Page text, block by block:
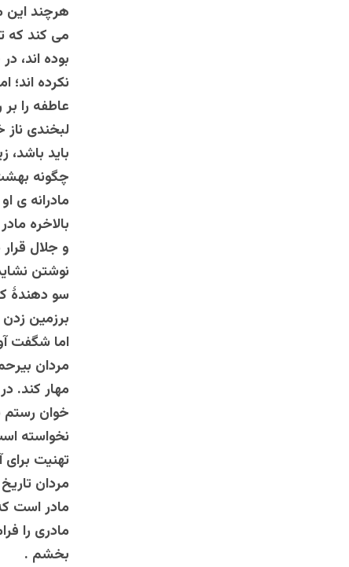
هرچند این
می کند که
بوده اند،
نکرده
عاطفه را
لبخندی ناز
باید باشد،
چگونه
مادرانه ی
بالاخره
و جلال
نوشتن
سو دهندۀ
برزمین
اما شگفت
مردان
مهار کند.
خوان رستم
نخواسته
تهنیت
مردان
مادر است
مادری را
بخشم .